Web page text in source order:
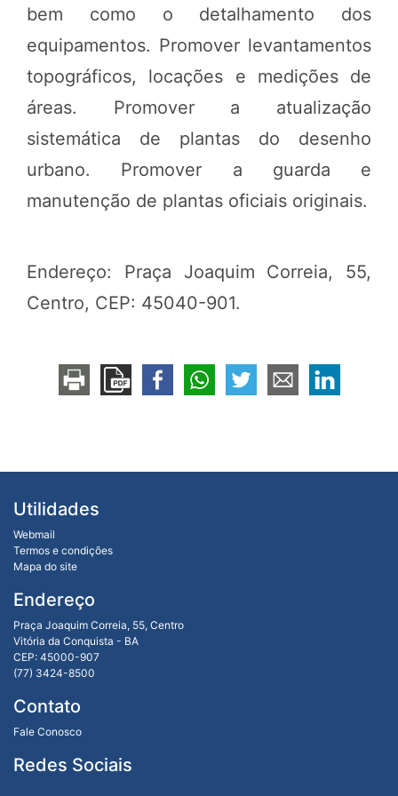
bem como o detalhamento dos
equipamentos. Promover levantamentos
topográficos, locações e medições de
áreas. Promover a atualização
sistemática de plantas do desenho
urbano. Promover a guarda e
manutenção de plantas oficiais originais.
Endereço: Praça Joaquim Correia, 55,
Centro, CEP: 45040-901.
Utilidades
Webmail
Termos e condições
Mapa do site
Endereço
Praça Joaquim Correia, 55, Centro
Vitória da Conquista - BA
CEP: 45000-907
(77) 3424-8500
Contato
Fale Conosco
Redes Sociais